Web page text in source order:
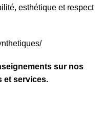
esthétique et respect
sur nos
et services.